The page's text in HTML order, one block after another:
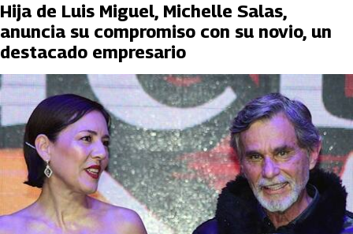
Hija de Luis Miguel, Michelle Salas,
anuncia su compromiso con su novio, un
destacado empresario